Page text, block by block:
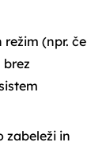
režim (npr. če
zabeleži in